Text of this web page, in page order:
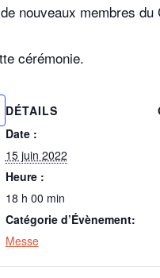
nouveaux membres
cérémonie.
DÉTAILS
Date :
15 juin 2022
Heure :
18 h 00 min
Catégorie d’Évènement:
Messe